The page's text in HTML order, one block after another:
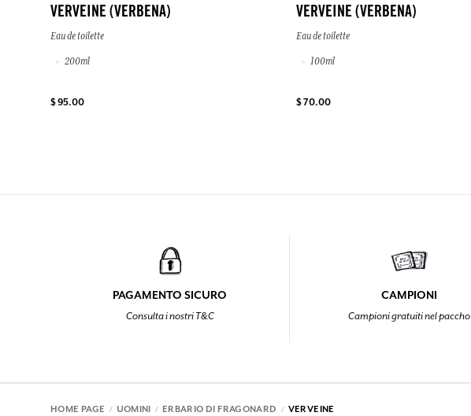
VERVEINE (VERBENA)
Eau de toilette
200ml
$ 95.00
VERVEINE (VERBENA)
Eau de toilette
100ml
$ 70.00
PAGAMENTO SICURO
Consulta i nostri T&C
CAMPIONI
Campioni gratuiti nel paccho
HOME PAGE UOMINI ERBARIO DI FRAGONARD VERVEINE